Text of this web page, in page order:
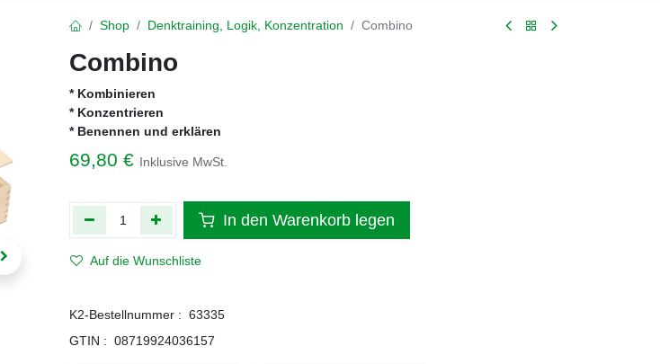
Shop Denktraining, Logik, Konzentration Combino
Combino
* Kombinieren
* Konzentrieren
* Benennen und erklären
69,80 € Inklusive MwSt.
In den Warenkorb legen
Auf die Wunschliste
K2-Bestellnummer : 63335
GTIN : 08719924036157